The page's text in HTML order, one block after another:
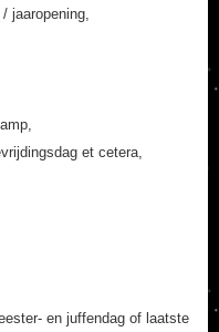
jaaropening,
et cetera,
en juffendag of laatste